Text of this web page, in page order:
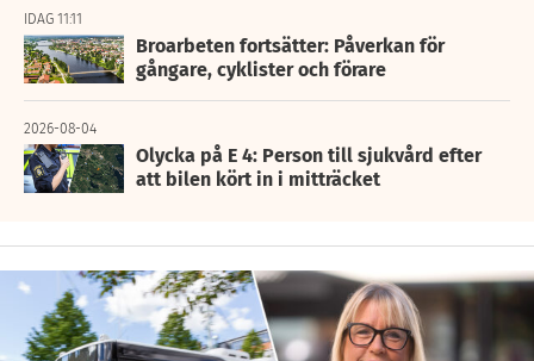
IDAG 11:11
Broarbeten fortsätter: Påverkan för
gångare, cyklister och förare
2026-08-04
Olycka på E 4: Person till sjukvård efter
att bilen kört in i mitträcket